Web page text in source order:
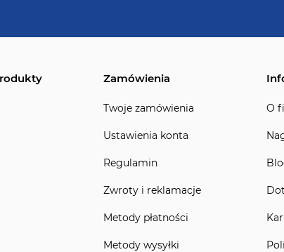
Zamówienia
Twoje zamówienia
Ustawienia konta
Regulamin
Zwroty i reklamacje
Metody płatności
Metody wysyłki
O